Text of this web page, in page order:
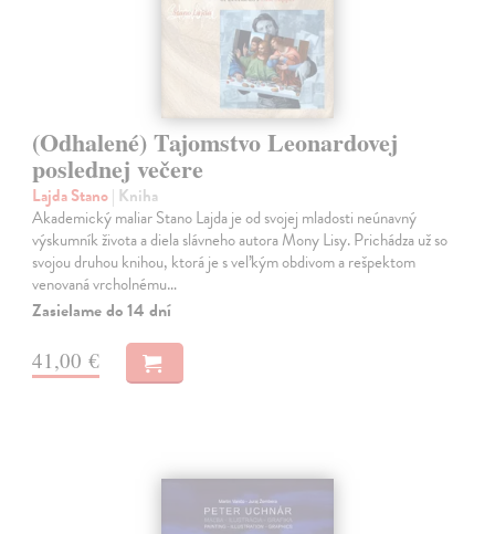
(Odhalené) Tajomstvo Leonardovej
poslednej večere
Lajda Stano| Kniha
Akademický maliar Stano Lajda je od svojej mladosti neúnavný
výskumník života a diela slávneho autora Mony Lisy. Prichádza už so
svojou druhou knihou, ktorá je s veľkým obdivom a rešpektom
venovaná vrcholnému…
Zasielame do 14 dní
41,00 €